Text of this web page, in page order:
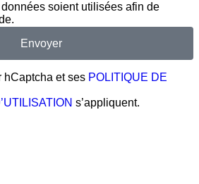
soient utilisées afin de
Envoyer
hCaptcha et ses POLITIQUE DE
s’appliquent.